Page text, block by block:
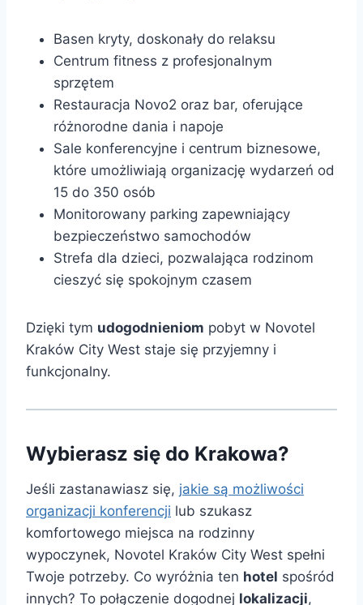
Basen kryty, doskonały do relaksu
Centrum fitness z profesjonalnym
sprzętem
Restauracja Novo2 oraz bar, oferujące
różnorodne dania i napoje
Sale konferencyjne i centrum biznesowe,
które umożliwiają organizację wydarzeń od
15 do 350 osób
Monitorowany parking zapewniający
bezpieczeństwo samochodów
Strefa dla dzieci, pozwalająca rodzinom
cieszyć się spokojnym czasem
Dzięki tym udogodnieniom pobyt w Novotel
Kraków City West staje się przyjemny i
funkcjonalny.
Wybierasz się do Krakowa?
Jeśli zastanawiasz się, jakie są możliwości
organizacji konferencji lub szukasz
komfortowego miejsca na rodzinny
wypoczynek, Novotel Kraków City West spełni
Twoje potrzeby. Co wyróżnia ten hotel spośród
innych? To połączenie dogodnej lokalizacji,